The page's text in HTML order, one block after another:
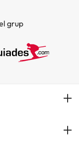
grup